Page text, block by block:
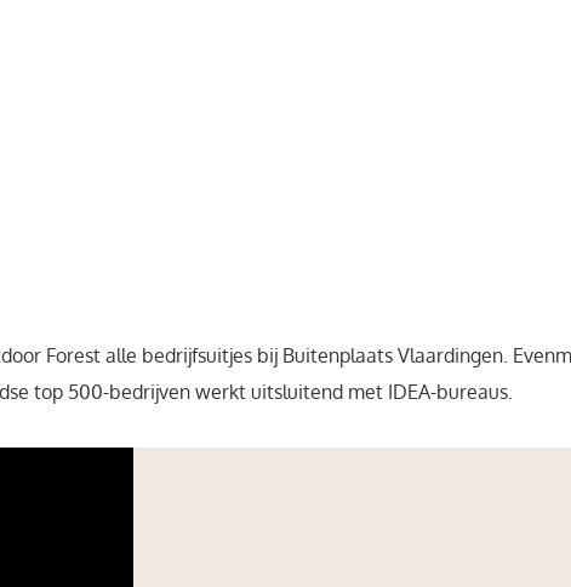
Forest alle bedrijfsuitjes bij Buitenplaats Vlaardingen.
top 500-bedrijven werkt uitsluitend met IDEA-bureaus.